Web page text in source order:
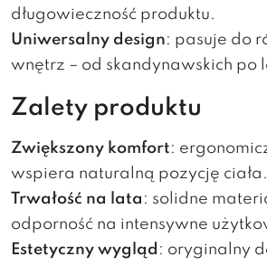
długowieczność produktu.
Uniwersalny design: pasuje do
wnętrz – od skandynawskich po
Zalety produktu
Zwiększony komfort:
wspiera naturalną pozycję ciała.
Trwałość na lata : solidne
odporność na intensywne
Estetyczny wygląd : oryginalny